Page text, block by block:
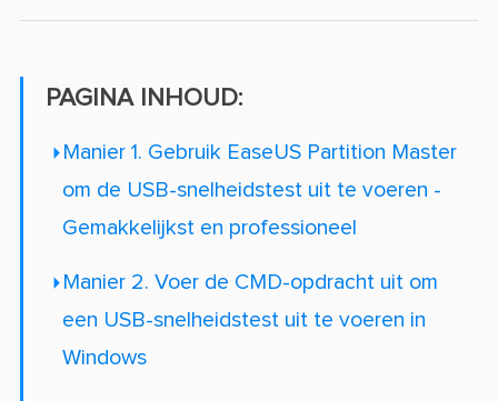
PAGINA INHOUD:
Manier 1. Gebruik EaseUS Partition Master
om de USB-snelheidstest uit te voeren -
Gemakkelijkst en professioneel
Manier 2. Voer de CMD-opdracht uit om
een USB-snelheidstest uit te voeren in
Windows